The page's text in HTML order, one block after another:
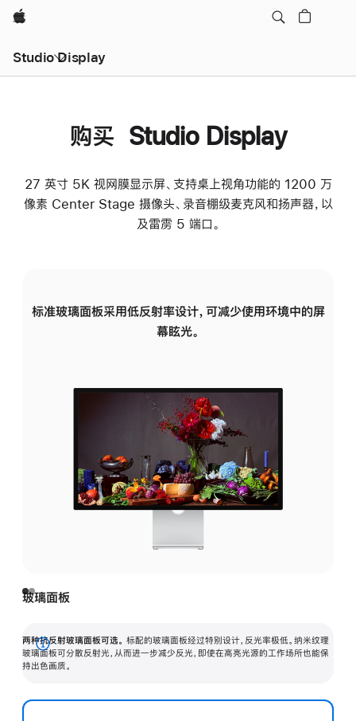
Apple
Studio Display
购买 Studio Display
27 英寸 5K 视网膜显示屏、支持桌上视角功能的 1200 万
像素 Center Stage 摄像头、录音棚级麦克风和扬声器，以
及雷雳 5 端口。
标准玻璃面板采用低反射率设计，可减少使用环境中的屏
幕眩光。
玻璃面板
两种抗反射玻璃面板可选。 标配的玻璃面板经过特别设计，反光率极低。纳米纹理
玻璃面板可分散反射光，从而进一步减少反光，即使在高亮光源的工作场所也能保
持出色画质。
展
开